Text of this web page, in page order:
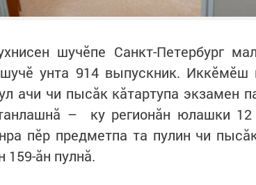
шучӗпе Санкт-Петербург
шучӗ унта 914 выпускник.
ачи чи пысăк кăтартупа экзамен
– ку регионăн юлашки 12
пӗр предметпа та пулин чи
159-ăн пулнă.